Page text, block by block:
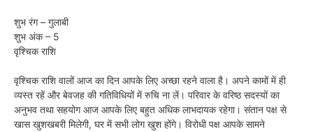
शुभ रंग – गुलाबी
शुभ अंक – 5
वृश्चिक राशि
वृश्चिक राशि वालों आज का दिन आपके लिए अच्छा रहने वाला है। अपने कामों में ही
व्यस्त रहें और बेवजह की गतिविधियों में रुचि ना लें। परिवार के वरिष्ठ सदस्यों का
अनुभव तथा सहयोग आज आपके लिए बहुत अधिक लाभदायक रहेगा। संतान पक्ष से
खास खुशखबरी मिलेगी, घर में सभी लोग खुश होंगे। विरोधी पक्ष आपके सामने